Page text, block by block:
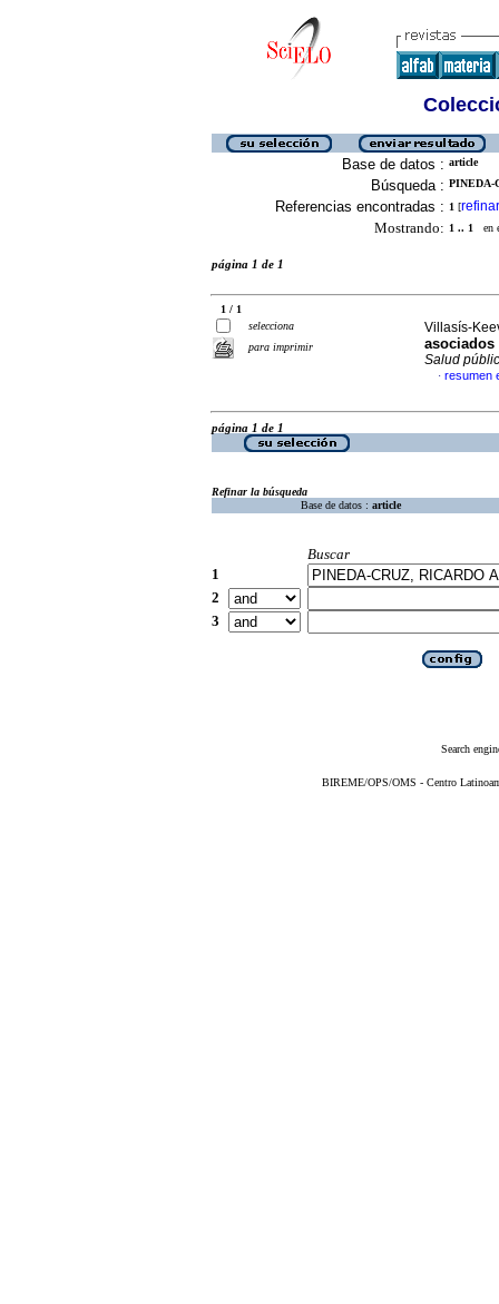
Base de datos : article
Búsqueda : PINEDA-
Referencias encontradas : 1 [refinar
Mostrando: 1 .. 1 en
página 1 de 1
1 / 1
selecciona
para imprimir
Villasís-
Salud
· resumen
página 1 de 1
Refinar la búsqueda
Base de datos : article
Buscar
1
2
3
Search
BIREME/OPS/OMS - Centro